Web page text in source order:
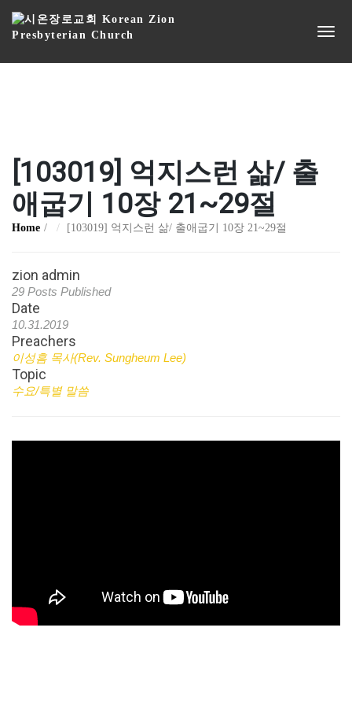
[103019] 억지스런 삶/ 출
애굽기 10장 21~29절
Home [103019] 억지스런 삶/ 출애굽기 10장 21~29절
zion admin
29 Posts Published
Date
10.31.2019
Preachers
이성흠 목사(Rev. Sungheum Lee)
Topic
수요/특별 말씀